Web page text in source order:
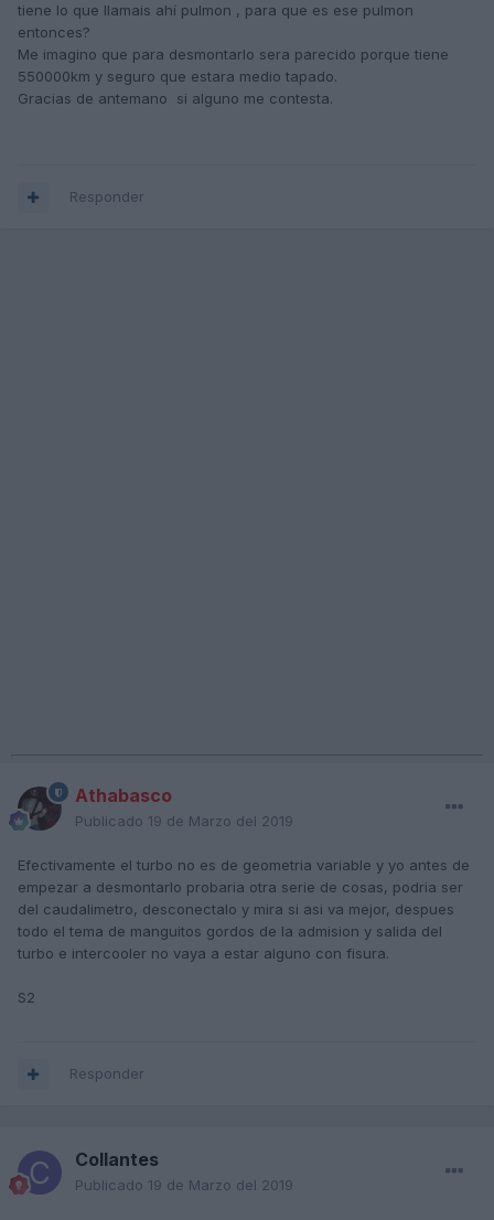
tiene lo que llamais ahí pulmon , para que es ese pulmon
entonces?
Me imagino que para desmontarlo sera parecido porque tiene
550000km y seguro que estara medio tapado.
Gracias de antemano si alguno me contesta.
Responder
Athabasco
Publicado 19 de Marzo del 2019
Efectivamente el turbo no es de geometria variable y yo antes de
empezar a desmontarlo probaria otra serie de cosas, podria ser
del caudalimetro, desconectalo y mira si asi va mejor, despues
todo el tema de manguitos gordos de la admision y salida del
turbo e intercooler no vaya a estar alguno con fisura.
S2
Responder
Collantes
Publicado 19 de Marzo del 2019